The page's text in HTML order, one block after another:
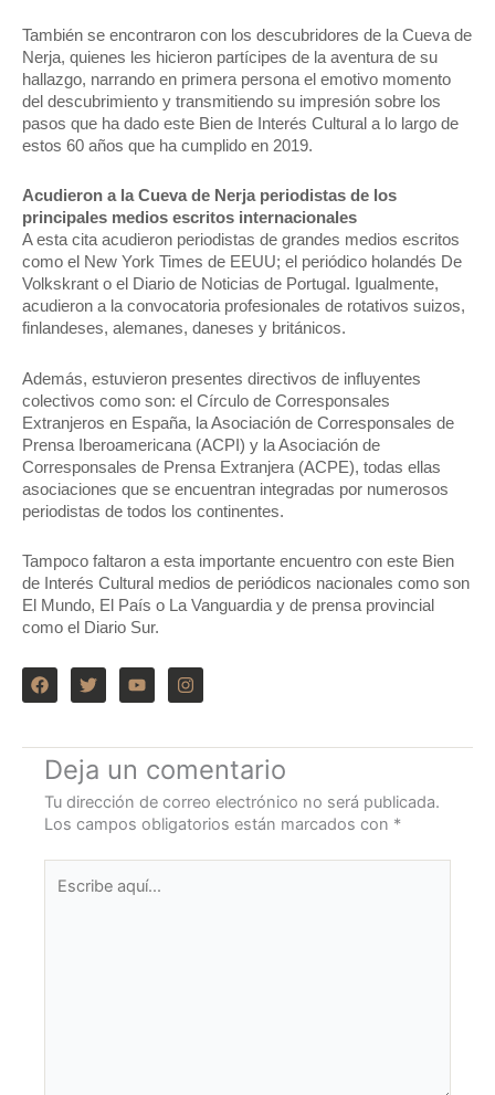
También se encontraron con los descubridores de la Cueva de
Nerja, quienes les hicieron partícipes de la aventura de su
hallazgo, narrando en primera persona el emotivo momento
del descubrimiento y transmitiendo su impresión sobre los
pasos que ha dado este Bien de Interés Cultural a lo largo de
estos 60 años que ha cumplido en 2019.
Acudieron a la Cueva de Nerja periodistas de los
principales medios escritos internacionales
A esta cita acudieron periodistas de grandes medios escritos
como el New York Times de EEUU; el periódico holandés De
Volkskrant o el Diario de Noticias de Portugal. Igualmente,
acudieron a la convocatoria profesionales de rotativos suizos,
finlandeses, alemanes, daneses y británicos.
Además, estuvieron presentes directivos de influyentes
colectivos como son: el Círculo de Corresponsales
Extranjeros en España, la Asociación de Corresponsales de
Prensa Iberoamericana (ACPI) y la Asociación de
Corresponsales de Prensa Extranjera (ACPE), todas ellas
asociaciones que se encuentran integradas por numerosos
periodistas de todos los continentes.
Tampoco faltaron a esta importante encuentro con este Bien
de Interés Cultural medios de periódicos nacionales como son
El Mundo, El País o La Vanguardia y de prensa provincial
como el Diario Sur.
F
a
c
b
o
o
k
T
w
i
t
e
r
Y
o
u
u
b
e
I
n
s
a
g
r
a
m
Deja un comentario
Tu dirección de correo electrónico no será publicada.
Los campos obligatorios están marcados con *
aquí...